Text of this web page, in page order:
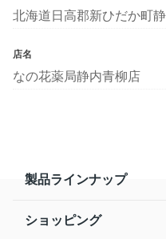
北海道日高郡新ひだか町
店名
なの花薬局静内青柳店
製品ラインナップ
ショッピング